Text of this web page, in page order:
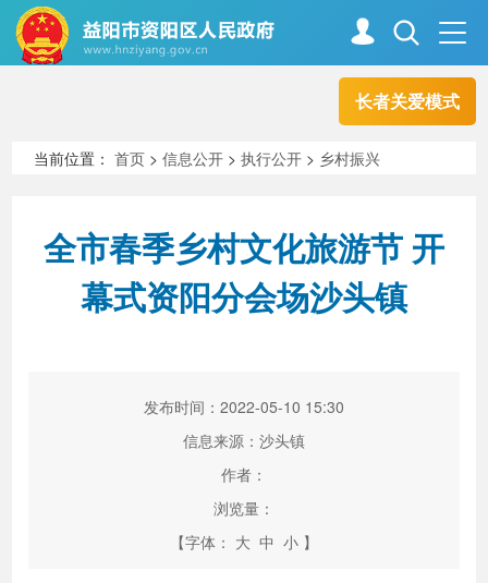
长者关爱模式
走进资阳
新闻中心 解读回应
当前位置：首页 >信息公开 >执行公开 > 乡村振兴
全市春季乡村文化旅游节 开
幕式资阳分会场沙头镇
发布时间：2022-05-10 15:30
信息来源：沙头镇
作者：
浏览量：
【字体： 大 中 小 】